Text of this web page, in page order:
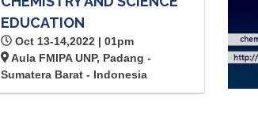
EDUCATION
Oct 13-14,2022 | 01pm
Aula FMIPA UNP, Padang -
Sumatera Barat - Indonesia